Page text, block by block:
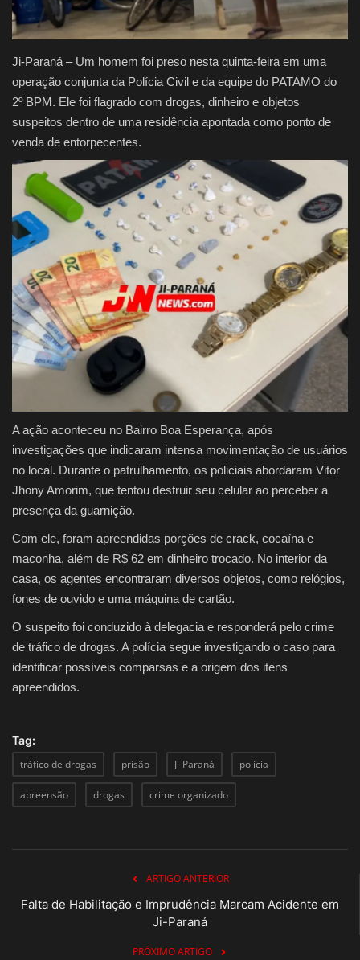
Saúde
Ji-Paraná – Um homem foi preso nesta quinta-feira em uma
operação conjunta da Polícia Civil e da equipe do PATAMO do
2º BPM. Ele foi flagrado com drogas, dinheiro e objetos
suspeitos dentro de uma residência apontada como ponto de
venda de entorpecentes.
A ação aconteceu no Bairro Boa Esperança, após
investigações que indicaram intensa movimentação de usuários
no local. Durante o patrulhamento, os policiais abordaram Vitor
Jhony Amorim, que tentou destruir seu celular ao perceber a
presença da guarnição.
Com ele, foram apreendidas porções de crack, cocaína e
maconha, além de R$ 62 em dinheiro trocado. No interior da
casa, os agentes encontraram diversos objetos, como relógios,
fones de ouvido e uma máquina de cartão.
O suspeito foi conduzido à delegacia e responderá pelo crime
de tráfico de drogas. A polícia segue investigando o caso para
identificar possíveis comparsas e a origem dos itens
apreendidos.
Tag:
tráfico de drogas
prisão Ji-Paraná polícia
apreensão drogas crime organizado
ARTIGO ANTERIOR
Falta de Habilitação e Imprudência Marcam Acidente em
Ji-Paraná
PRÓXIMO ARTIGO